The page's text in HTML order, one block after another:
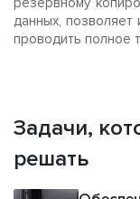
данных, позволяет
проводить полное
Задачи,
решать